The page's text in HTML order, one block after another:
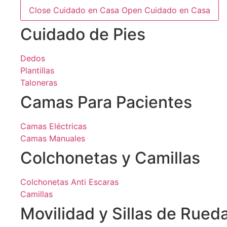
Close Cuidado en Casa Open Cuidado en Casa
Cuidado de Pies
Dedos
Plantillas
Taloneras
Camas Para Pacientes
Camas Eléctricas
Camas Manuales
Colchonetas y Camillas
Colchonetas Anti Escaras
Camillas
Movilidad y Sillas de